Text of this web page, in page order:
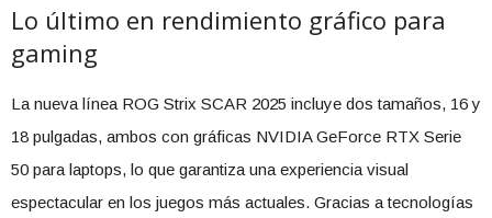
Lo último en rendimiento gráfico para
gaming
La nueva línea ROG Strix SCAR 2025 incluye dos tamaños, 16 y
18 pulgadas, ambos con gráficas NVIDIA GeForce RTX Serie
50 para laptops, lo que garantiza una experiencia visual
espectacular en los juegos más actuales. Gracias a tecnologías